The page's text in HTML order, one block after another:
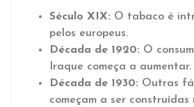
Século XIX: O tabaco é
pelos europeus.
Década de 1920: O
Iraque começa a aumentar.
Década de 1930: Outras
começam a ser construídas